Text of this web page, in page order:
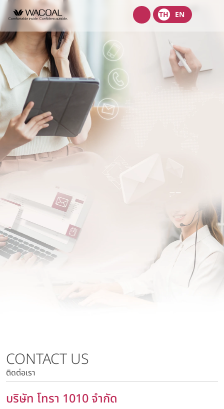
Wacoal
shop
TH EN
เกี่ยวกับเรา
วิสัยทัศน์ พันธกิจ และค่านิยม
ประวัติความเป็นมา
ลักษณะการประกอบธุรกิจ
โครงสร้างองค์กร
คณะกรรมการ
โครงสร้างบริษัทในกลุ่ม
ผู้บริหาร
ข้อบังคับบริษัท
ผลิตภัณฑ์
ชุดชั้นในสตรี
ชุดเด็ก
ชุดชั้นนอกสตรี
นักลงทุนสัมพันธ์
หน้าแรกนักลงทุนสัมพันธ์
ข้อมูลองค์กร
จุดเด่นทางการเงิน
รายงานประจำปีและรายไตรมาส
ข้อมูลราคาหลักทรัพย์
ข่าวสารเพื่อนักลงทุน
ข้อมูลนำเสนอ
สอบถามข้อมูลนักลงทุน
การกำกับดูแลกิจการ
หลักการกำกับดูแลกิจการที่ดี
รายงานคณะกรรมการธรรมาภิบาลและการพัฒนาเพื่อความยั่งยืน
รายงานการปฎิบัติตามหลักการกำกับดูแลกิจการ
การต่อต้านคอร์รัปชัน
นโยบายการกำกับดูแลบริษัทย่อยและบริษัทร่วม
นโยบายการสรรหากรรมการบริษัทและผู้บริหารระดับสูง
นโยบายการบริหารความเสี่ยง
นโยบายด้านภาษี
นโยบายด้านสิทธิมนุษยชน
นโยบายความมั่นคงปลอดภัยของข้อมูลและระบบคอมพิวเตอร์
นโยบายการสื่อสารการตลาด
นโยบายด้านสิทธิมนุษยชน
นโยบายความเป็นส่วนตัว
นโยบายความมั่นคงปลอดภัยของข้อมูลและระบบ
คอมพิวเตอร์
ความยั่งยืน
นโยบายการจัดการด้านความยั่งยืน
กลยุทธ์ด้านความยั่งยืน
นโยบายด้านสิ่งแวดล้อม
การขับเคลื่อนธุรกิจเพื่อความยั่งยืน
การบริหารจัดการห่วงโซ่คุณค่าของธุรกิจ
ข่าวสาร
สมัครงาน
บริษัท ไทยวาโก้ จำกัด (มหาชน)
บริษัท วาโก้ศรีราชา จำกัด
บริษัท วาโก้ลำพูน จำกัด
บริษัท วาโก้กบินทร์บุรี จำกัด
บริษัท วาโก้แม่สอด จำกัด
CONTACT US
ติดต่อเรา
บริษัท โทรา 1010 จำกัด